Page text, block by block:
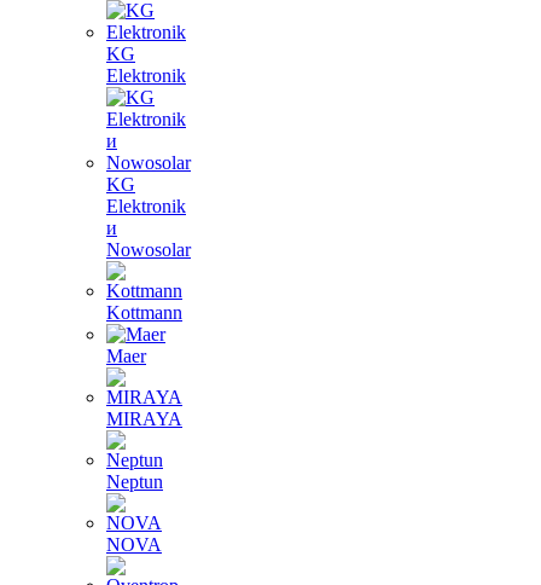
KG
Elektronik
KG
Elektronik
и
Nowosolar
Kottmann
Maer
MIRAYA
Neptun
NOVA